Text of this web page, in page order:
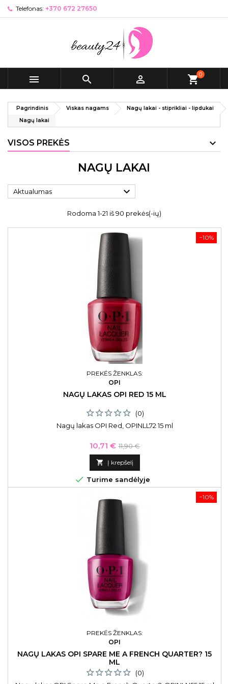
Telefonas: +370 672 27650
   shopping_cart0
Pagrindinis Viskas nagams
Nagų lakai - stiprikliai - lipdukai
Nagų lakai
VISOS PREKĖS
NAGŲ LAKAI
Aktualumas 
Rodoma 1-21 iš 90 prekės(-ių)
−10%
PREKĖS ŽENKLAS:
OPI
NAGŲ LAKAS OPI RED 15 ML
(0)
Nagų lakas OPI Red, OPINLL72 15 ml
Kaina
10,71 € Bazinė
kaina
11,90 €
 Į krepšelį
 Turime sandėlyje
−10%
PREKĖS ŽENKLAS:
OPI
NAGŲ LAKAS OPI SPARE ME A FRENCH QUARTER? 15
ML
(0)